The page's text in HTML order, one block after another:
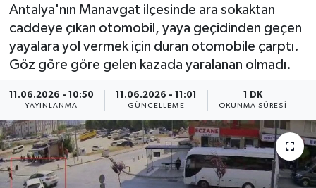
Antalya'nın Manavgat ilçesinde ara sokaktan
caddeye çıkan otomobil, yaya geçidinden geçen
yayalara yol vermek için duran otomobile çarptı.
Göz göre göre gelen kazada yaralanan olmadı.
11.06.2026 - 10:50
YAYINLANMA
11.06.2026 - 11:01
GÜNCELLEME
1 DK
OKUNMA SÜRESI
Bölge
Advertising news
Canlı Maç
ÇEVRE
Dış Haberler
Son Dakika Haberleri
Haber Arşivi